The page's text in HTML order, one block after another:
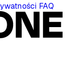
FAQ